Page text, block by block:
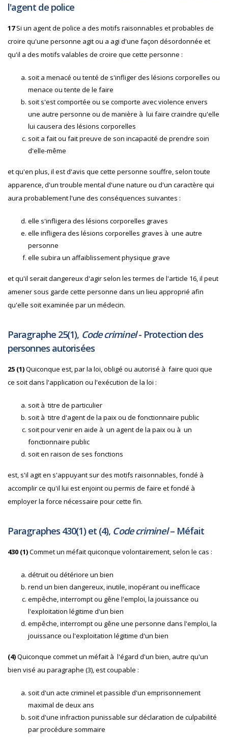
l'agent de police
17Si un agent de police a des motifs raisonnables et probables de
croire qu'une personne agit ou a agi d'une façon désordonnée et
qu'il a des motifs valables de croire que cette personne :
soit a menacé ou tenté de s'infliger des lésions corporelles ou
menace ou tente de le faire
soit s'est comportée ou se comporte avec violence envers
une autre personne ou de manière à lui faire craindre qu'elle
lui causera des lésions corporelles
soit a fait ou fait preuve de son incapacité de prendre soin
d'elle-même
et qu'en plus, il est d'avis que cette personne souffre, selon toute
apparence, d'un trouble mental d'une nature ou d'un caractère qui
aura probablement l'une des conséquences suivantes :
elle s'infligera des lésions corporelles graves
elle infligera des lésions corporelles graves à une autre
personne
elle subira un affaiblissement physique grave
et qu'il serait dangereux d'agir selon les termes de l'article 16, il peut
amener sous garde cette personne dans un lieu approprié afin
qu'elle soit examinée par un médecin.
Paragraphe 25(1), Code criminel- Protection des
personnes autorisées
25 (1)Quiconque est, par la loi, obligé ou autorisé à faire quoi que
ce soit dans l'application ou l'exécution de la loi :
soit à titre de particulier
soit à titre d'agent de la paix ou de fonctionnaire public
soit pour venir en aide à un agent de la paix ou à un
fonctionnaire public
soit en raison de ses fonctions
est, s'il agit en s'appuyant sur des motifs raisonnables, fondé à
accomplir ce qu'il lui est enjoint ou permis de faire et fondé à
employer la force nécessaire pour cette fin.
Paragraphes 430(1) et (4), Code criminel– Méfait
430 (1)Commet un méfait quiconque volontairement, selon le cas :
détruit ou détériore un bien
rend un bien dangereux, inutile, inopérant ou inefficace
empêche, interrompt ou gêne l'emploi, la jouissance ou
l'exploitation légitime d'un bien
empêche, interrompt ou gêne une personne dans l'emploi, la
jouissance ou l'exploitation légitime d'un bien
(4)Quiconque commet un méfait à l'égard d'un bien, autre qu'un
bien visé au paragraphe (3), est coupable :
soit d'un acte criminel et passible d'un emprisonnement
maximal de deux ans
soit d'une infraction punissable sur déclaration de culpabilité
par procédure sommaire